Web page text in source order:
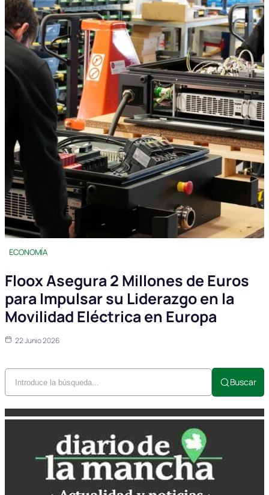
ECONOMÍA
Floox Asegura 2 Millones de Euros
para Impulsar su Liderazgo en la
Movilidad Eléctrica en Europa
22 Junio 2026
Buscar